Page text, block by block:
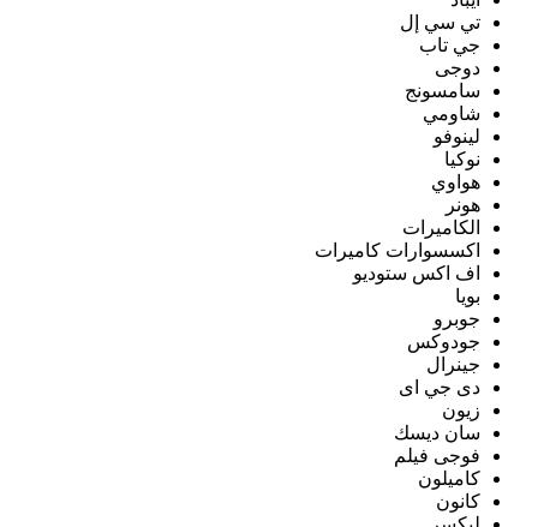
تي سي إل
جي تاب
دوجى
سامسونج
شاومي
لينوفو
نوكيا
هواوي
هونر
الكاميرات
اكسسوارات كاميرات
اف اكس ستوديو
بويا
جوبرو
جودوكس
جينرال
دى جي اى
زيون
سان ديسك
فوجى فيلم
كاميلون
كانون